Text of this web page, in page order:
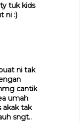
tuk kids
ni :)
ni tak
cantik
umah
akak tak
sngt..